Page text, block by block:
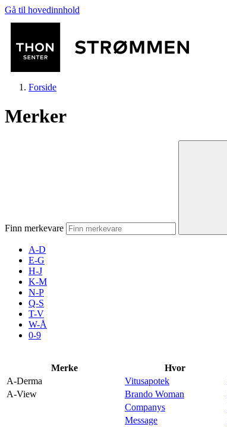
Gå til hovedinnhold
Mat og drikke
Inspirasjon
Forside
Merker
Finn merkevare
A-D
E-G
H-J
K-M
N-P
Q-S
T-V
W-Å
0-9
Merke
Hvor
A-Derma
Vitusapotek
A-View
Brando Woman
Companys
Message